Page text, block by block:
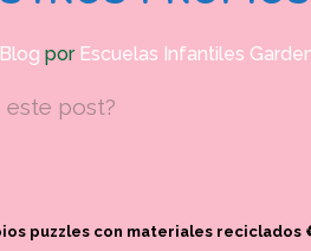
Blog por Escuelas Infantiles
este post?
puzzles con materiales reciclados